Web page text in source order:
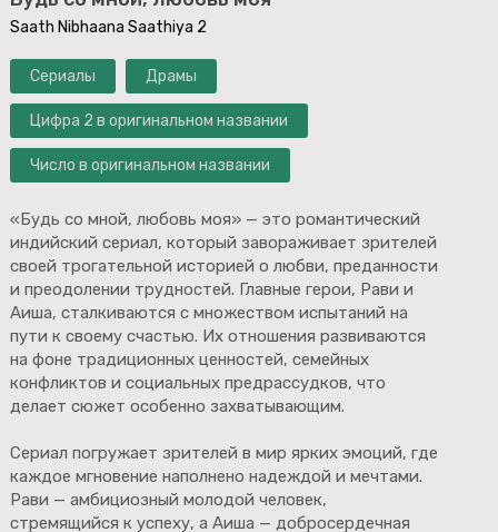
Saath Nibhaana Saathiya 2
Сериалы Драмы
Цифра 2 в оригинальном названии
Число в оригинальном названии
«Будь со мной, любовь моя» — это романтический
индийский сериал, который завораживает зрителей
своей трогательной историей о любви, преданности
и преодолении трудностей. Главные герои, Рави и
Аиша, сталкиваются с множеством испытаний на
пути к своему счастью. Их отношения развиваются
на фоне традиционных ценностей, семейных
конфликтов и социальных предрассудков, что
делает сюжет особенно захватывающим.
Сериал погружает зрителей в мир ярких эмоций, где
каждое мгновение наполнено надеждой и мечтами.
Рави — амбициозный молодой человек,
стремящийся к успеху, а Аиша — добросердечная